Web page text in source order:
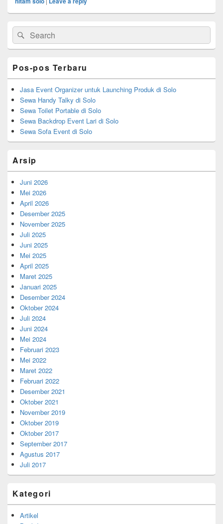
o
o
k
e
r
e
Primary
Sidebar
Widget
Area
Search
for:
Search
Pos-pos Terbaru
Jasa Event Organizer untuk Launching Produk di Solo
Sewa Handy Talky di Solo
Sewa Toilet Portable di Solo
Sewa Backdrop Event Lari di Solo
Sewa Sofa Event di Solo
Arsip
Juni 2026
Mei 2026
April 2026
Desember 2025
November 2025
Juli 2025
Juni 2025
Mei 2025
April 2025
Maret 2025
Januari 2025
Desember 2024
Oktober 2024
Juli 2024
Juni 2024
Mei 2024
Februari 2023
Mei 2022
Maret 2022
Februari 2022
Desember 2021
Oktober 2021
November 2019
Oktober 2019
Oktober 2017
September 2017
Agustus 2017
Juli 2017
Kategori
Artikel